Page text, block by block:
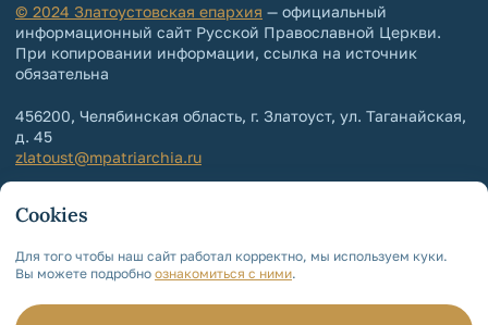
© 2024 Златоустовская епархия — официальный
информационный сайт Русской Православной Церкви.
При копировании информации, ссылка на источник
обязательна
456200, Челябинская область, г. Златоуст, ул. Таганайская,
д. 45
zlatoust@mpatriarchia.ru
+7 (3513) 64-64-64
Политика обработки и защиты
персональных данных
Cookies
Для того чтобы наш сайт работал корректно, мы используем куки.
Вы можете подробно ознакомиться с ними.